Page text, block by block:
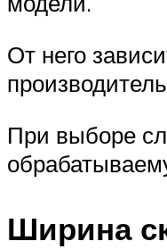
От него
При выборе
Ширина